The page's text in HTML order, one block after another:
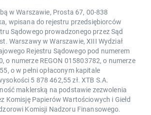
w Warszawie, Prosta 67, 00-838
wpisana do rejestru przedsiębiorców
Sądowego prowadzonego przez Sąd
Warszawy w Warszawie, XIII Wydział
Rejestru Sądowego pod numerem
o numerze REGON 015803782, o numerze
o w pełni opłaconym kapitale
5 878 462,55 zł. XTB S.A.
maklerską na podstawie zezwolenia
Komisję Papierów Wartościowych i Giełd
Komisji Nadzoru Finansowego.